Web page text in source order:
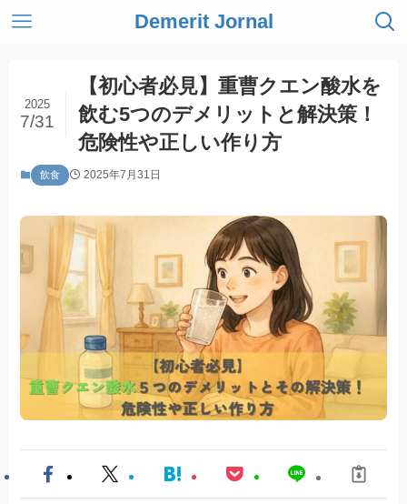
Demerit Jornal
【初心者必見】重曹クエン酸水を
飲む5つのデメリットと解決策！
危険性や正しい作り方
2025
7/31
飲食 2025年7月31日